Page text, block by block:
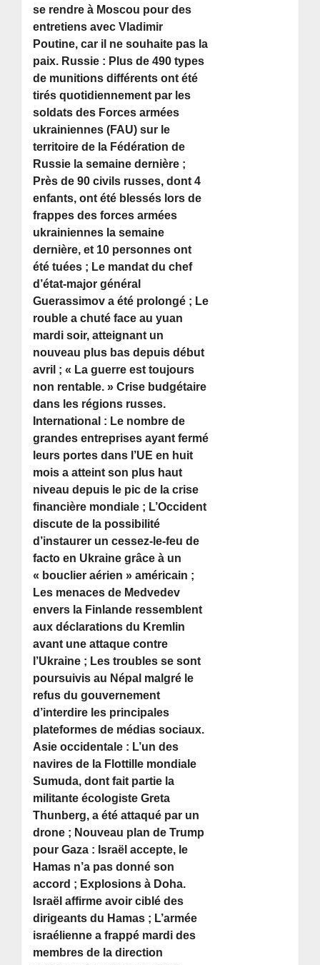
se rendre à Moscou pour des
entretiens avec Vladimir
Poutine, car il ne souhaite pas la
paix. Russie : Plus de 490 types
de munitions différents ont été
tirés quotidiennement par les
soldats des Forces armées
ukrainiennes (FAU) sur le
territoire de la Fédération de
Russie la semaine dernière ;
Près de 90 civils russes, dont 4
enfants, ont été blessés lors de
frappes des forces armées
ukrainiennes la semaine
dernière, et 10 personnes ont
été tuées ; Le mandat du chef
d’état-major général
Guerassimov a été prolongé ; Le
rouble a chuté face au yuan
mardi soir, atteignant un
nouveau plus bas depuis début
avril ; « La guerre est toujours
non rentable. » Crise budgétaire
dans les régions russes.
International : Le nombre de
grandes entreprises ayant fermé
leurs portes dans l’UE en huit
mois a atteint son plus haut
niveau depuis le pic de la crise
financière mondiale ; L’Occident
discute de la possibilité
d’instaurer un cessez-le-feu de
facto en Ukraine grâce à un
« bouclier aérien » américain ;
Les menaces de Medvedev
envers la Finlande ressemblent
aux déclarations du Kremlin
avant une attaque contre
l’Ukraine ; Les troubles se sont
poursuivis au Népal malgré le
refus du gouvernement
d’interdire les principales
plateformes de médias sociaux.
Asie occidentale : L’un des
navires de la Flottille mondiale
Sumuda, dont fait partie la
militante écologiste Greta
Thunberg, a été attaqué par un
drone ; Nouveau plan de Trump
pour Gaza : Israël accepte, le
Hamas n’a pas donné son
accord ; Explosions à Doha.
Israël affirme avoir ciblé des
dirigeants du Hamas ; L’armée
israélienne a frappé mardi des
membres de la direction